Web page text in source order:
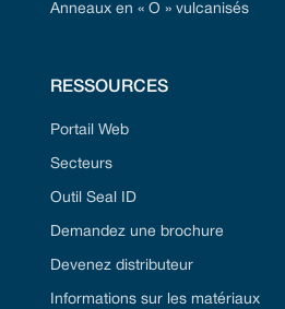
Anneaux en « O » vulcanisés
RESSOURCES
Portail Web
Secteurs
Outil Seal ID
Demandez une brochure
Devenez distributeur
Informations sur les matériaux